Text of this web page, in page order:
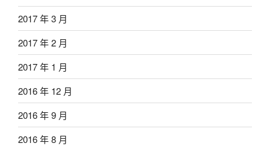
2017 年 3 月
2017 年 2 月
2017 年 1 月
2016 年 12 月
2016 年 9 月
2016 年 8 月